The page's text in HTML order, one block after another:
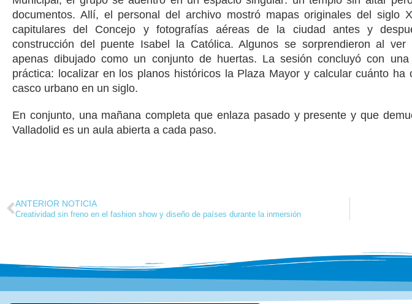
documentos. Allí, el personal del archivo mostró mapas originales del siglo
capitulares del Concejo y fotografías aéreas de la ciudad antes y
construcción del puente Isabel la Católica. Algunos se sorprendieron al ver
apenas dibujado como un conjunto de huertas. La sesión concluyó con una
práctica: localizar en los planos históricos la Plaza Mayor y calcular cuánto ha
casco urbano en un siglo.
En conjunto, una mañana completa que enlaza pasado y presente y que
Valladolid es un aula abierta a cada paso.
ANTERIOR NOTICIA
Creatividad sin freno en el fashion show y diseño de países durante la inmersión